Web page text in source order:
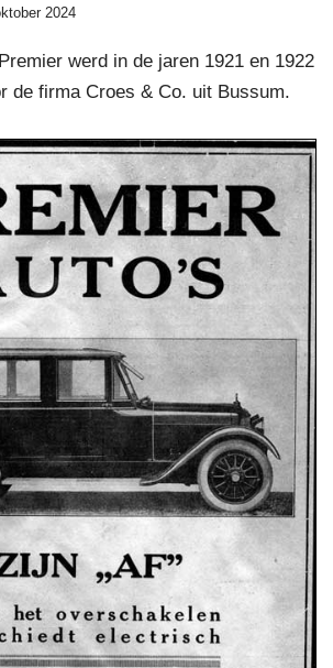
2024
werd in de jaren 1921 en 1922
de firma Croes & Co. uit Bussum.